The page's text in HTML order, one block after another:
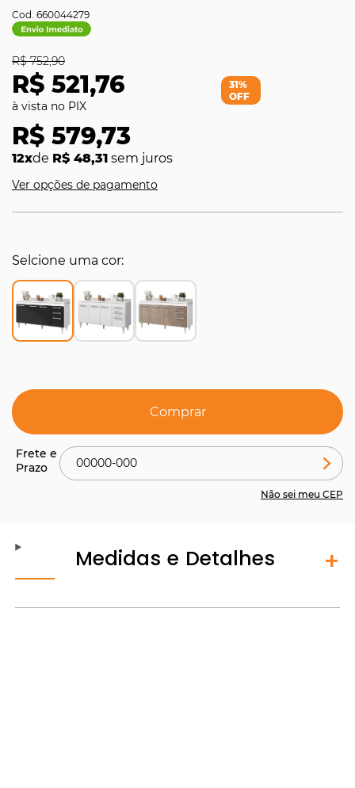
660044279
R$ 521,76
R$ 752,90
R$ 579,73
12xde R$ 48,31 sem juros
31%
OFF
Ver opções de pagamento
Selcione uma cor
Comprar
Não sei meu CEP
Medidas e Detalhes